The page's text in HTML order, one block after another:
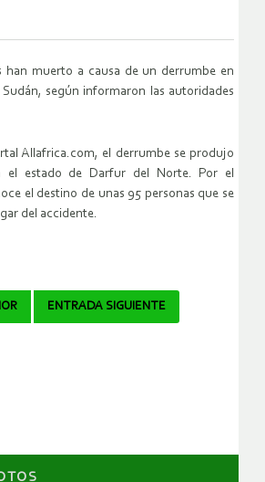
han muerto a causa de un derrumbe en
según informaron las autoridades
Allafrica.com, el derrumbe se produjo
el estado de Darfur del Norte. Por el
el destino de unas 95 personas que se
del accidente.
ENTRADA SIGUIENTE